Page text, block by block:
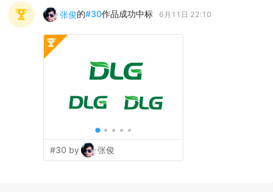
张俊的#30作品成功中标 6月11日 22:10
#30 by 张俊